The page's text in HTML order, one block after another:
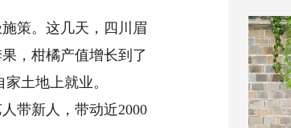
策。这几天，四川眉
，柑橘产值增长到了
土地上就业。
带新人，带动近2000